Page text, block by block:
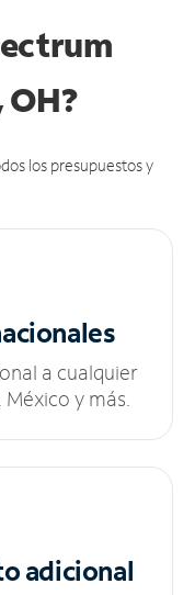
OH?
los presupuestos y
a cualquier
y más.
adicional